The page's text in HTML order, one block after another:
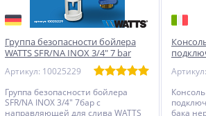
Группа безопасности бойлера
WATTS SFR/NA INOX 3/4" 7 bar
Артикул: 10025229
Группа безопасности бойлера
SFR/NA INOX 3/4" 7бар с
направляющей для слива WATTS
бака